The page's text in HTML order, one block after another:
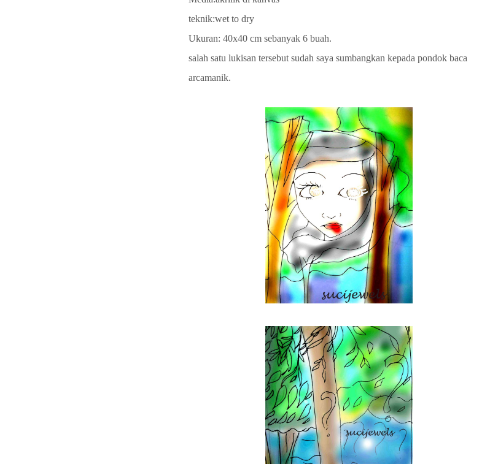
teknik:wet to dry
Ukuran: 40x40 cm sebanyak 6 buah.
salah satu lukisan tersebut sudah saya sumbangkan kepada pondok baca
arcamanik.